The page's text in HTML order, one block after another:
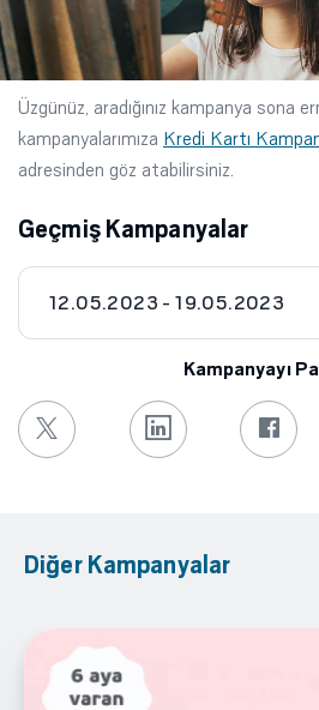
Üzgünüz, aradığınız kampanya sona
kampanyalarımıza Kredi Kartı
adresinden göz atabilirsiniz.
Geçmiş Kampanyalar
12.05.2023 - 19.05.2023
Kampanyayı
Diğer Kampanyalar